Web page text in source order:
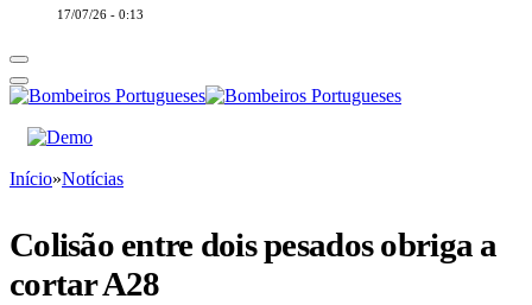
17/07/26 - 0:13
Início»Notícias
Colisão entre dois pesados obriga a
cortar A28